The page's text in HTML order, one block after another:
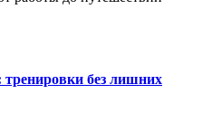
без лишних